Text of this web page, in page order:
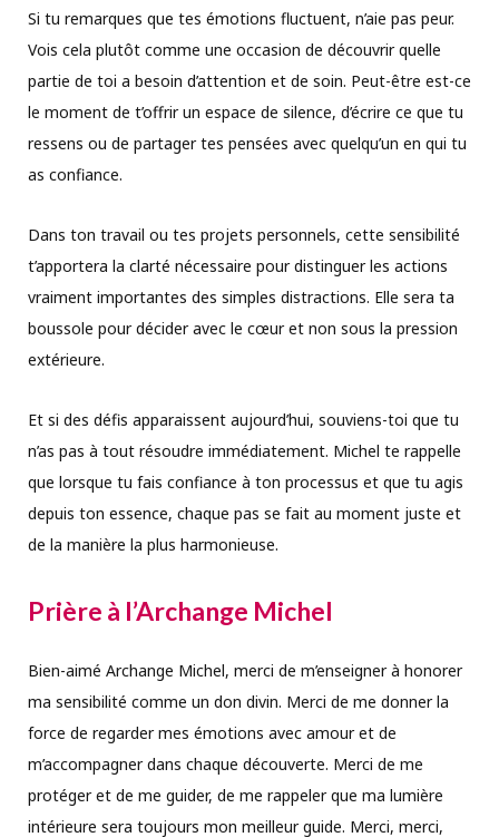
Si tu remarques que tes émotions fluctuent, n’aie pas peur.
Vois cela plutôt comme une occasion de découvrir quelle
partie de toi a besoin d’attention et de soin. Peut-être est-ce
le moment de t’offrir un espace de silence, d’écrire ce que tu
ressens ou de partager tes pensées avec quelqu’un en qui tu
as confiance.
Dans ton travail ou tes projets personnels, cette sensibilité
t’apportera la clarté nécessaire pour distinguer les actions
vraiment importantes des simples distractions. Elle sera ta
boussole pour décider avec le cœur et non sous la pression
extérieure.
Et si des défis apparaissent aujourd’hui, souviens-toi que tu
n’as pas à tout résoudre immédiatement. Michel te rappelle
que lorsque tu fais confiance à ton processus et que tu agis
depuis ton essence, chaque pas se fait au moment juste et
de la manière la plus harmonieuse.
Prière à l’Archange Michel
Bien-aimé Archange Michel, merci de m’enseigner à honorer
ma sensibilité comme un don divin. Merci de me donner la
force de regarder mes émotions avec amour et de
m’accompagner dans chaque découverte. Merci de me
protéger et de me guider, de me rappeler que ma lumière
intérieure sera toujours mon meilleur guide. Merci, merci,